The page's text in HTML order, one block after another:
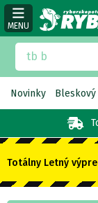
MENU
Novinky
Totálny Letný